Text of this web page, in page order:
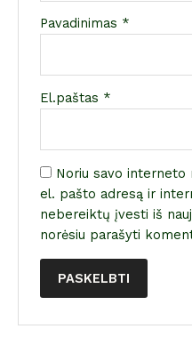
Pavadinimas *
El.paštas *
Noriu savo interneto
el. pašto adresą ir
nebereiktų įvesti iš
norėsiu parašyti